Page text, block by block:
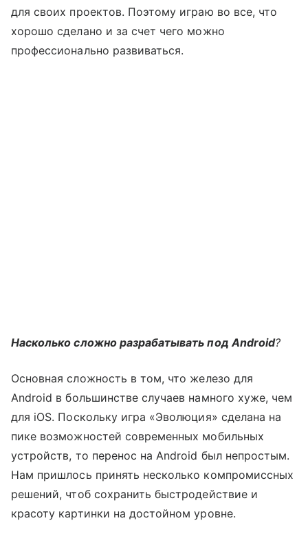
для своих проектов. Поэтому играю во все, что
хорошо сделано и за счет чего можно
профессионально развиваться.
Насколько сложно разрабатывать под Android?
Основная сложность в том, что железо для
Android в большинстве случаев намного хуже, чем
для iOS. Поскольку игра «Эволюция» сделана на
пике возможностей современных мобильных
устройств, то перенос на Android был непростым.
Нам пришлось принять несколько компромиссных
решений, чтоб сохранить быстродействие и
красоту картинки на достойном уровне.